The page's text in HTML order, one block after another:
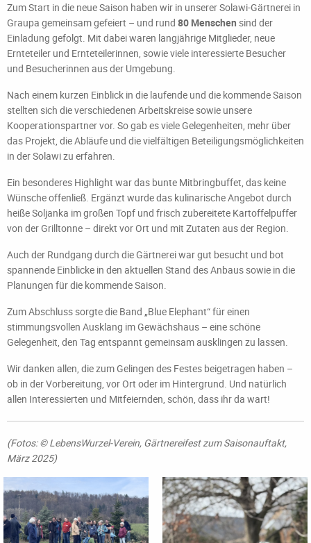
Zum Start in die neue Saison haben wir in unserer Solawi-Gärtnerei in
Graupa gemeinsam gefeiert – und rund 80 Menschen sind der
Einladung gefolgt. Mit dabei waren langjährige Mitglieder, neue
Ernteteiler und Ernteteilerinnen, sowie viele interessierte Besucher
und Besucherinnen aus der Umgebung.
Nach einem kurzen Einblick in die laufende und die kommende Saison
stellten sich die verschiedenen Arbeitskreise sowie unsere
Kooperationspartner vor. So gab es viele Gelegenheiten, mehr über
das Projekt, die Abläufe und die vielfältigen Beteiligungsmöglichkeiten
in der Solawi zu erfahren.
Ein besonderes Highlight war das bunte Mitbringbuffet, das keine
Wünsche offenließ. Ergänzt wurde das kulinarische Angebot durch
heiße Soljanka im großen Topf und frisch zubereitete Kartoffelpuffer
von der Grilltonne – direkt vor Ort und mit Zutaten aus der Region.
Auch der Rundgang durch die Gärtnerei war gut besucht und bot
spannende Einblicke in den aktuellen Stand des Anbaus sowie in die
Planungen für die kommende Saison.
Zum Abschluss sorgte die Band „Blue Elephant“ für einen
stimmungsvollen Ausklang im Gewächshaus – eine schöne
Gelegenheit, den Tag entspannt gemeinsam ausklingen zu lassen.
Wir danken allen, die zum Gelingen des Festes beigetragen haben –
ob in der Vorbereitung, vor Ort oder im Hintergrund. Und natürlich
allen Interessierten und Mitfeiernden, schön, dass ihr da wart!
(Fotos: © LebensWurzel-Verein, Gärtnereifest zum Saisonauftakt,
März 2025)